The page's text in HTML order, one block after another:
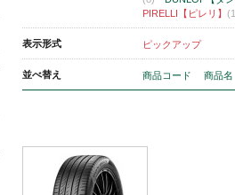
PIRELLI【ピレリ】
表示形式 ピックアップ
並べ替え 商品コード 商品名